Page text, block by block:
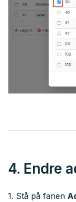
4. Endre
1. Stå på fanen